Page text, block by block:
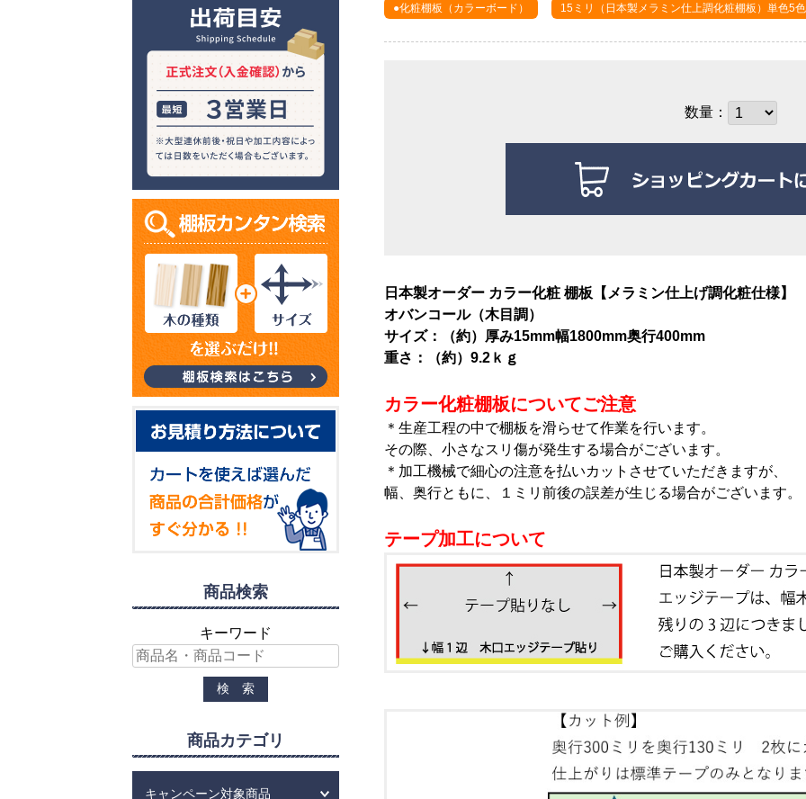
●化粧棚板（カラーボード） 15ミリ（日本製メラミン仕上調化粧棚板）単色5
数量：
日本製オーダー カラー化粧 棚板【メラミン仕上げ調化粧仕様】
オバンコール（木目調）
サイズ：（約）厚み15mm幅1800mm奥行400mm
重さ：（約）9.2ｋｇ
カラー化粧棚板についてご注意
＊生産工程の中で棚板を滑らせて作業を行います。
その際、小さなスリ傷が発生する場合がございます。
＊加工機械で細心の注意を払いカットさせていただきますが、
幅、奥行ともに、１ミリ前後の誤差が生じる場合がございます。
テープ加工について
商品検索
キーワード
商品カテゴリ
キャンペーン対象商品